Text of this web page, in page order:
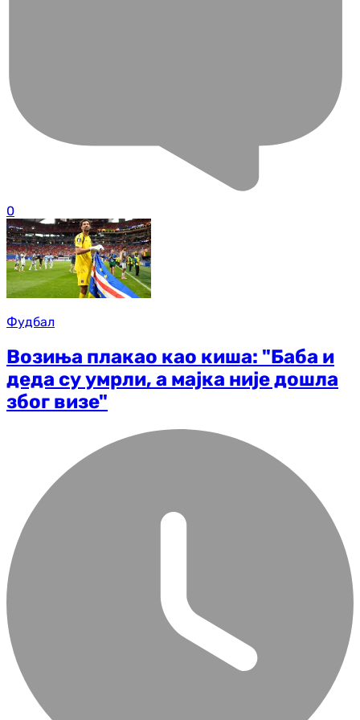
0
Фудбал
Возиња плакао као киша: "Баба и
деда су умрли, а мајка није дошла
због визе"